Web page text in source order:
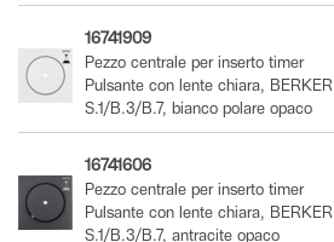
16741909
Pezzo centrale per inserto timer
Pulsante con lente chiara, BERKER
S.1/B.3/B.7, bianco polare opaco
16741606
Pezzo centrale per inserto timer
Pulsante con lente chiara, BERKER
S.1/B.3/B.7, antracite opaco